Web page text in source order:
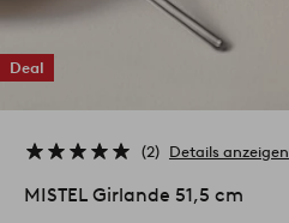
Deal
2 Details anzeigen
MISTEL Girlande 51,5 cm